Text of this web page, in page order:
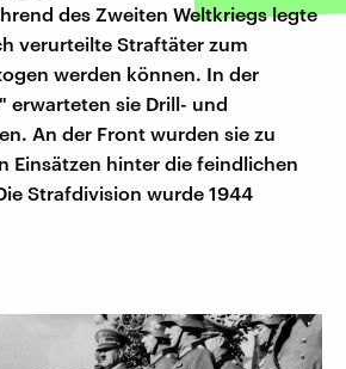
des Zweiten Weltkriegs legte
verurteilte Straftäter zum
werden können. In der
erwarteten sie Drill- und
An der Front wurden sie zu
Einsätzen hinter die feindlichen
Strafdivision wurde 1944